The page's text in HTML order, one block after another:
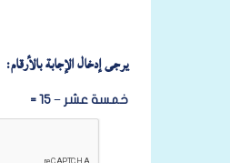
يرجى إدخال الإجابة بالأرقام:
خمسة عشر − 15 =